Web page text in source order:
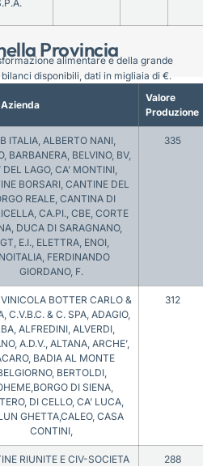
Provincia
Valore
Produzione
ITALIA, ALBERTO NANI,
BARBANERA, BELVINO, BV,
DEL LAGO, CA’ MONTINI,
BORSARI, CANTINE DEL
REALE, CANTINA DI
CA.PI., CBE, CORTE
DUCA DI SARAGNANO,
E.I., ELETTRA, ENOI,
FERDINANDO
GIORDANO, F.
335
BOTTER CARLO &
C.V.B.C. & C. SPA, ADAGIO,
ALFREDINI, ALVERDI,
A.D.V., ALTANA, ARCHE’,
BADIA AL MONTE
BERTOLDI,
DI SIENA,
DI CELLO, CA’ LUCA,
GHETTA,CALEO, CASA
CONTINI,
312
RIUNITE E CIV-SOCIETA
288
alimentare e della grande
disponibili, dati in migliaia di €.